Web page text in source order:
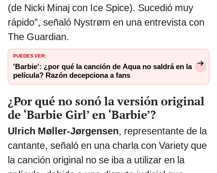
(de Nicki Minaj con Ice Spice). Sucedió muy
rápido”, señaló Nystrøm en una entrevista con
The Guardian.
PUEDES VER:
'Barbie': ¿por qué la canción de Aqua no saldrá en la
película? Razón decepciona a fans
¿Por qué no sonó la versión original
de ‘Barbie Girl’ en ‘Barbie’?
Ulrich Møller-Jørgensen, representante de la
cantante, señaló en una charla con Variety que
la canción original no se iba a utilizar en la